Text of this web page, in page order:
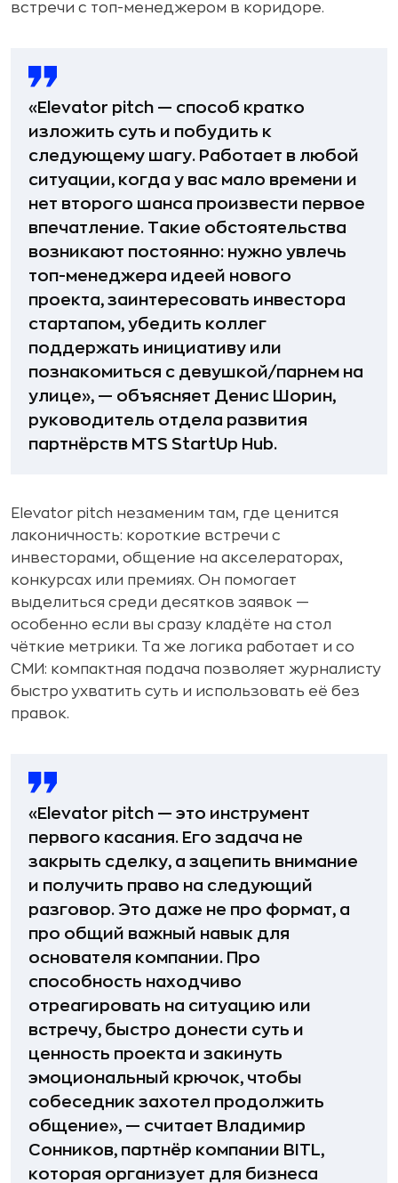
встречи с топ-менеджером в коридоре.
«Elevator pitch — способ кратко
изложить суть и побудить к
следующему шагу. Работает в любой
ситуации, когда у вас мало времени и
нет второго шанса произвести первое
впечатление. Такие обстоятельства
возникают постоянно: нужно увлечь
топ-менеджера идеей нового
проекта, заинтересовать инвестора
стартапом, убедить коллег
поддержать инициативу или
познакомиться с девушкой/парнем на
улице», — объясняет Денис Шорин,
руководитель отдела развития
партнёрств MTS StartUp Hub.
Elevator pitch незаменим там, где ценится
лаконичность: короткие встречи с
инвесторами, общение на акселераторах,
конкурсах или премиях. Он помогает
выделиться среди десятков заявок —
особенно если вы сразу кладёте на стол
чёткие метрики. Та же логика работает и со
СМИ: компактная подача позволяет журналисту
быстро ухватить суть и использовать её без
правок.
«Elevator pitch — это инструмент
первого касания. Его задача не
закрыть сделку, а зацепить внимание
и получить право на следующий
разговор. Это даже не про формат, а
про общий важный навык для
основателя компании. Про
способность находчиво
отреагировать на ситуацию или
встречу, быстро донести суть и
ценность проекта и закинуть
эмоциональный крючок, чтобы
собеседник захотел продолжить
общение», — считает Владимир
Сонников, партнёр компании BITL,
которая организует для бизнеса